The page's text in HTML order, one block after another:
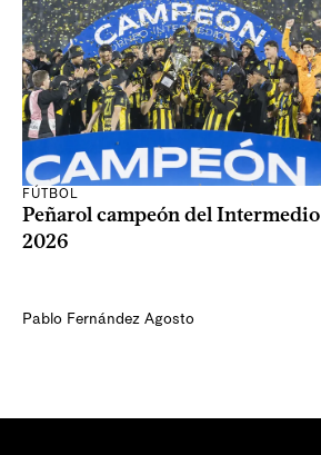
FÚTBOL
Peñarol campeón del Intermedio
2026
Pablo Fernández Agosto